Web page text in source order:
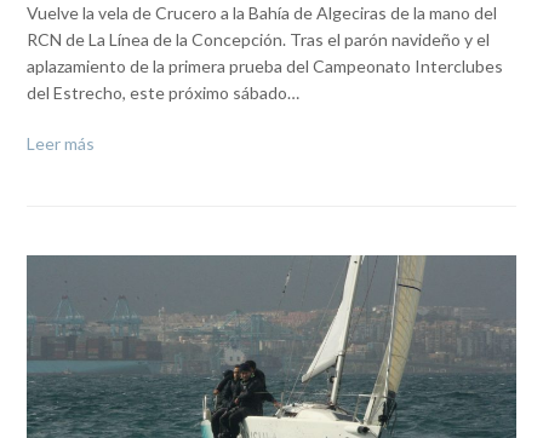
Vuelve la vela de Crucero a la Bahía de Algeciras de la mano del
RCN de La Línea de la Concepción. Tras el parón navideño y el
aplazamiento de la primera prueba del Campeonato Interclubes
del Estrecho, este próximo sábado…
Leer más